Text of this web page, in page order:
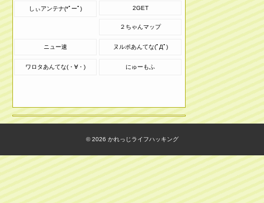
しぃアンテナ(*ﾟーﾟ) 2GET
２ちゃんマップ
ニュー速 ヌルポあんてな(ﾟДﾟ)
ワロタあんてな(・∀・) にゅーもふ
© 2026 かれっじライフハッキング